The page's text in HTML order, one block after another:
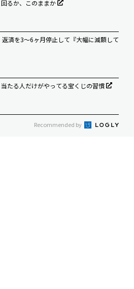
回るか、このままか
済を3～6ヶ月停止して『大幅に減額して
たる人だけがやってる宝くじの習慣
Recommended by